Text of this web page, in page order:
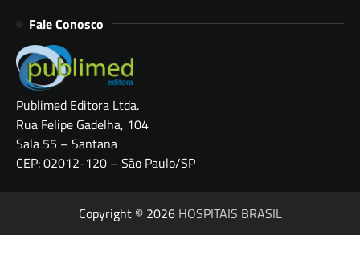
Fale Conosco
Publimed Editora Ltda.
Rua Felipe Gadelha, 104
Sala 55 – Santana
CEP: 02012-120 – São Paulo/SP
Copyright © 2026 HOSPITAIS BRASIL